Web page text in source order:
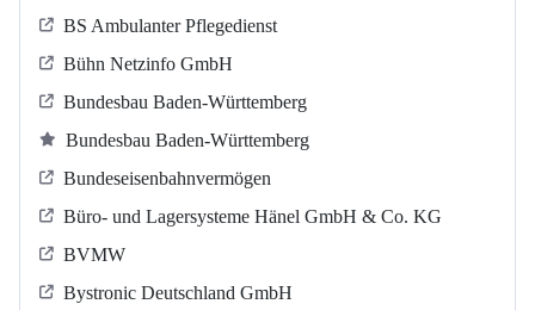
BS Ambulanter Pflegedienst
Bühn Netzinfo GmbH
Bundesbau Baden-Württemberg
Bundesbau Baden-Württemberg
Bundeseisenbahnvermögen
Büro- und Lagersysteme Hänel GmbH & Co. KG
BVMW
Bystronic Deutschland GmbH